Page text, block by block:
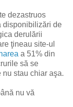
dezastruos
disponibilizări de
derulării
ţineau site-ul
a 51% din
să se
stau chiar aşa.
nu vă